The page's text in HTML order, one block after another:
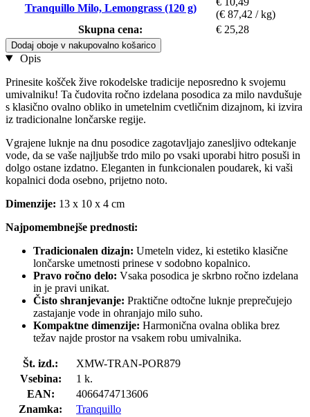
Tranquillo Milo, Lemongrass (120 g)
(€ 87,42 / kg)
Skupna cena:
€ 25,28
Dodaj oboje v nakupovalno košarico
Opis
Prinesite košček žive rokodelske tradicije neposredno k svojemu
umivalniku! Ta čudovita ročno izdelana posodica za milo navdušuje
s klasično ovalno obliko in umetelnim cvetličnim dizajnom, ki izvira
iz tradicionalne lončarske regije.
Vgrajene luknje na dnu posodice zagotavljajo zanesljivo odtekanje
vode, da se vaše najljubše trdo milo po vsaki uporabi hitro posuši in
dolgo ostane izdatno. Eleganten in funkcionalen poudarek, ki vaši
kopalnici doda osebno, prijetno noto.
Dimenzije: 13 x 10 x 4 cm
Najpomembnejše prednosti:
Tradicionalen dizajn: Umeteln videz, ki estetiko klasične
lončarske umetnosti prinese v sodobno kopalnico.
Pravo ročno delo: Vsaka posodica je skrbno ročno izdelana
in je pravi unikat.
Čisto shranjevanje: Praktične odtočne luknje preprečujejo
zastajanje vode in ohranjajo milo suho.
Kompaktne dimenzije: Harmonična ovalna oblika brez
težav najde prostor na vsakem robu umivalnika.
Št. izd.:
XMW-TRAN-POR879
Vsebina:
1 k.
EAN:
4066474713606
Znamka:
Tranquillo